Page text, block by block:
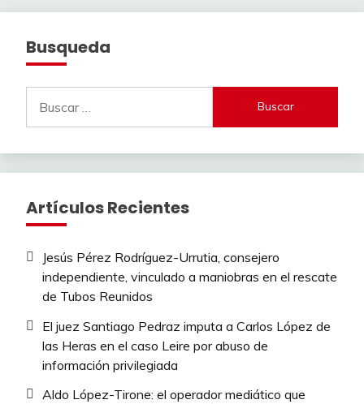
Busqueda
Artículos Recientes
Jesús Pérez Rodríguez-Urrutia, consejero
independiente, vinculado a maniobras en el rescate
de Tubos Reunidos
El juez Santiago Pedraz imputa a Carlos López de
las Heras en el caso Leire por abuso de
información privilegiada
Aldo López-Tirone: el operador mediático que